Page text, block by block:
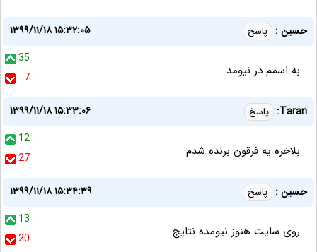
حسین : پاسخ
۱۳۹۹/۱۱/۱۸ ۱۵:۳۲:۰۵
35
7
به اسمم در نیومد
Taran: پاسخ
۱۳۹۹/۱۱/۱۸ ۱۵:۳۳:۰۶
12
27
بلاخره یه فرقون برنده شدم
حسین : پاسخ
۱۳۹۹/۱۱/۱۸ ۱۵:۳۴:۳۹
13
20
روی سایت هنوز نیومده نتایج